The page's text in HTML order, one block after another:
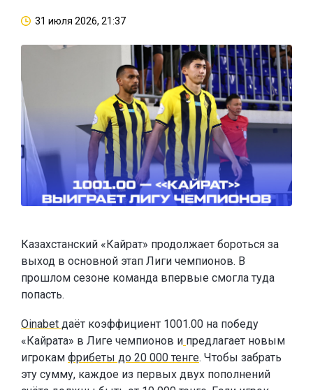
31 июля 2026, 21:37
Казахстанский «Кайрат» продолжает бороться за
выход в основной этап Лиги чемпионов. В
прошлом сезоне команда впервые смогла туда
попасть.
Oinabet даёт коэффициент 1001.00 на победу
«Кайрата» в Лиге чемпионов и предлагает новым
игрокам фрибеты до 20 000 тенге. Чтобы забрать
эту сумму, каждое из первых двух пополнений